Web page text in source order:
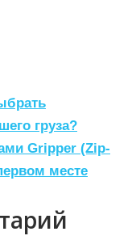
груза?
Gripper (Zip-
месте